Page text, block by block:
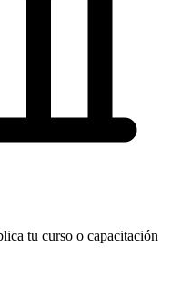
tu curso o capacitación